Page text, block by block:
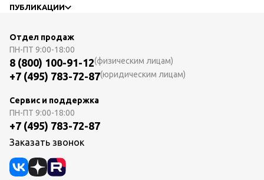
ПУБЛИКАЦИИ
Отдел продаж
ПН-ПТ 9:00-18:00
8 (800) 100-91-12(физическим лицам)
+7 (495) 783-72-87(юридическим лицам)
Сервис и поддержка
ПН-ПТ 9:00-18:00
+7 (495) 783-72-87
Заказать звонок